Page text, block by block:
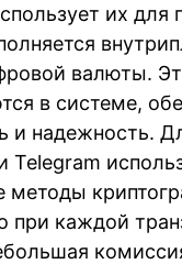
их для
валюты.
в системе,
и надежность.
Telegram
методы
при каждой